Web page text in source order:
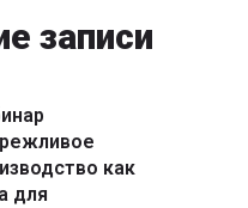
записи
как
для